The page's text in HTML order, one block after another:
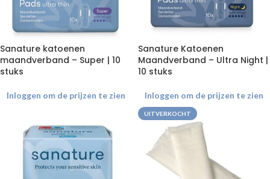
Sanature katoenen
maandverband – Super | 10
stuks
Inloggen om de prijzen te zien
Sanature Katoenen
Maandverband – Ultra Night |
10 stuks
Inloggen om de prijzen te zien
UITVERKOCHT